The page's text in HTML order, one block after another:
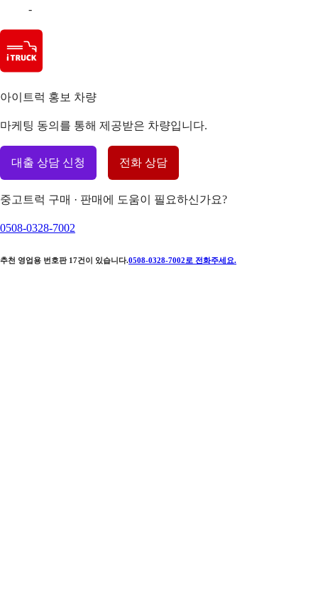
-
아이트럭 홍보 차량
마케팅 동의를 통해 제공받은 차량입니다.
대출 상담 신청 전화 상담
중고트럭 구매 · 판매에 도움이 필요하신가요?
0508-0328-7002
추천 영업용 번호판 17건이 있습니다.0508-0328-7002 로 전화주세요.